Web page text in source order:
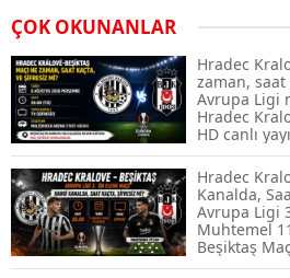
Airdrop Nasıl
Rehberi ve
Spot ve Vadeli
Hangi Piyasa
ABD-İran
Rekora Koştu,
ÇOK OKUNANLAR
Hradec
zaman, saat
Avrupa Ligi
Hradec
HD canlı
Hradec
Kanalda,
Avrupa Ligi
Muhtemel
Beşiktaş